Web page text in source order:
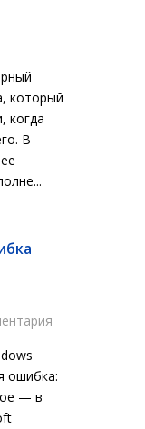
который
когда
В
ошибка:
— в